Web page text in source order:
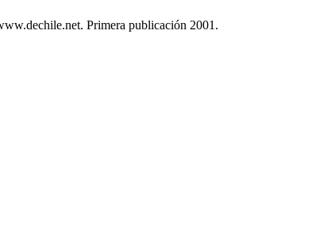
Primera publicación 2001.